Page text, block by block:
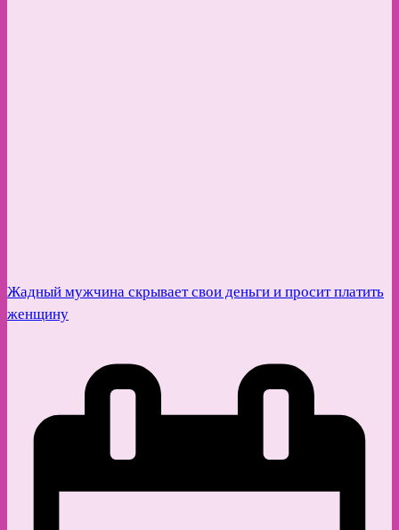
Жадный мужчина скрывает свои деньги и просит платить
женщину